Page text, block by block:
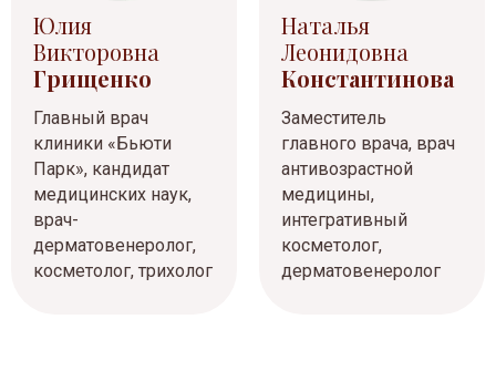
Юлия
Викторовна
Грищенко
Главный врач
клиники «Бьюти
Парк», кандидат
медицинских наук,
врач-
дерматовенеролог,
косметолог, трихолог
Наталья
Леонидовна
Константинова
Заместитель
главного врача, врач
антивозрастной
медицины,
интегративный
косметолог,
дерматовенеролог